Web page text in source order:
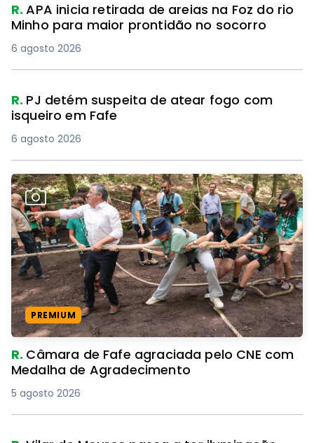
R.APA inicia retirada de areias na Foz do rio
Minho para maior prontidão no socorro
6 agosto 2026
R. PJ detém suspeita de atear fogo com
isqueiro em Fafe
6 agosto 2026
PREMIUM
R. Câmara de Fafe agraciada pelo CNE com
Medalha de Agradecimento
5 agosto 2026